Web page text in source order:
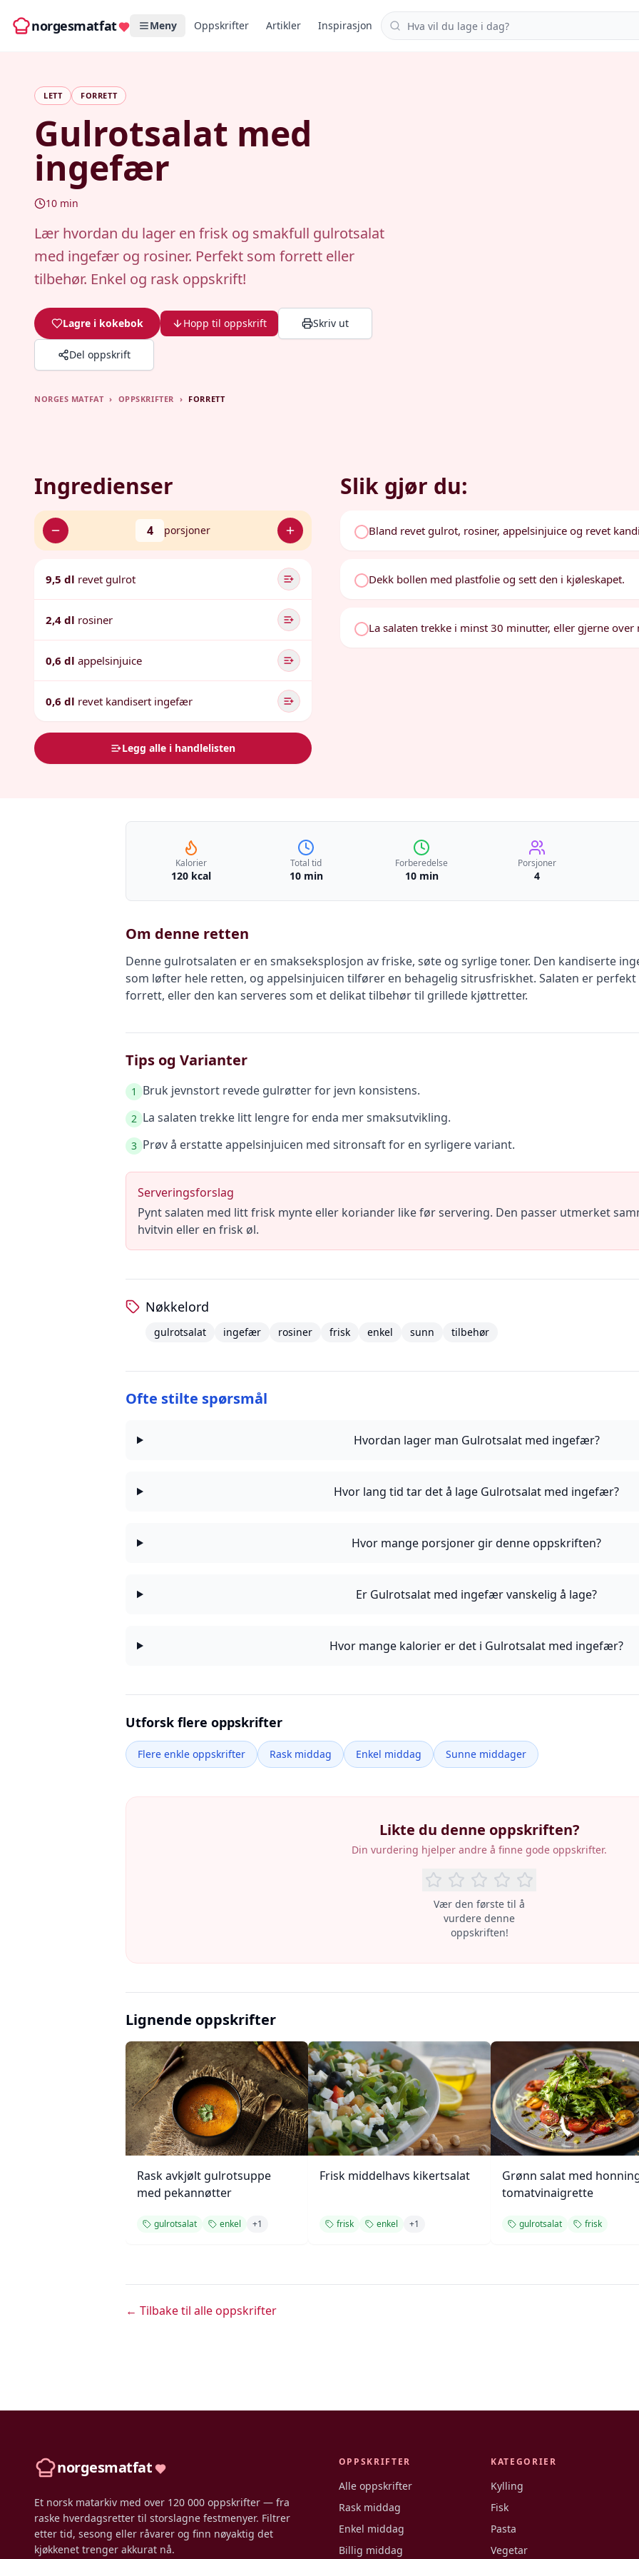
norgesmatfat Meny Oppskrifter Artikler Inspirasjon Søk i oppskrifter
LETT FORRETT
Gulrotsalat med
ingefær
10 min
Lær hvordan du lager en frisk og smakfull gulrotsalat
med ingefær og rosiner. Perfekt som forrett eller
tilbehør. Enkel og rask oppskrift!
Lagre i kokebok Hopp til oppskrift Skriv ut
Del oppskrift
NORGES MATFAT › OPPSKRIFTER › FORRETT
Ingredienser
4 porsjoner
9,5 dl revet gulrot
2,4 dl rosiner
0,6 dl appelsinjuice
0,6 dl revet kandisert ingefær
Legg alle i handlelisten
Slik gjør du:
Bland revet gulrot, rosiner, appelsinjuice og revet
Dekk bollen med plastfolie og sett den i kjøleskapet.
La salaten trekke i minst 30 minutter, eller gjerne
Kalorier
120 kcal
Total tid
10 min
Forberedelse
10 min
Porsjoner
4
Om denne retten
Denne gulrotsalaten er en smakseksplosjon av friske, søte og syrlige toner. Den kandiserte
som løfter hele retten, og appelsinjuicen tilfører en behagelig sitrusfriskhet. Salaten er
forrett, eller den kan serveres som et delikat tilbehør til grillede kjøttretter.
Tips og Varianter
1 Bruk jevnstort revede gulrøtter for jevn konsistens.
2 La salaten trekke litt lengre for enda mer smaksutvikling.
3 Prøv å erstatte appelsinjuicen med sitronsaft for en syrligere variant.
Serveringsforslag
Pynt salaten med litt frisk mynte eller koriander like før servering. Den passer utmerket
hvitvin eller en frisk øl.
Nøkkelord
gulrotsalat ingefær rosiner frisk enkel sunn tilbehør
Ofte stilte spørsmål
Hvordan lager man Gulrotsalat med ingefær?
Hvor lang tid tar det å lage Gulrotsalat med ingefær?
Hvor mange porsjoner gir denne oppskriften?
Er Gulrotsalat med ingefær vanskelig å lage?
Hvor mange kalorier er det i Gulrotsalat med ingefær?
Utforsk flere oppskrifter
Flere enkle oppskrifter Rask middag Enkel middag Sunne middager
Likte du denne oppskriften?
Din vurdering hjelper andre å finne gode oppskrifter.
Vær den første til å
vurdere denne
oppskriften!
Lignende oppskrifter
Rask avkjølt gulrotsuppe
med pekannøtter
gulrotsalat enkel +1
Frisk middelhavs kikertsalat
frisk enkel +1
Grønn salat med
tomatvinaigrette
gulrotsalat frisk
← Tilbake til alle oppskrifter
norgesmatfat
Et norsk matarkiv med over 120 000 oppskrifter — fra
raske hverdagsretter til storslagne festmenyer. Filtrer
etter tid, sesong eller råvarer og finn nøyaktig det
kjøkkenet trenger akkurat nå.
OPPSKRIFTER
Alle oppskrifter
Rask middag
Enkel middag
Billig middag
KATEGORIER
Kylling
Fisk
Pasta
Vegetar